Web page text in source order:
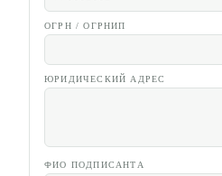
ОГРН / ОГРНИП
ЮРИДИЧЕСКИЙ АДРЕС
ФИО ПОДПИСАНТА